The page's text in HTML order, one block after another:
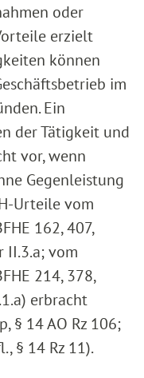
oder
erzielt
können
im
Ein
der Tätigkeit und
vor, wenn
Gegenleistung
Urteile vom
162, 407,
II.3.a; vom
214, 378,
erbracht
§ 14 AO Rz 106;
§ 14 Rz 11).